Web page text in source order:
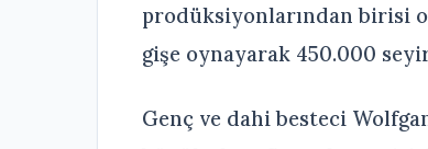
prodüksiyonlarından birisi
gişe oynayarak 450.000
Genç ve dahi besteci